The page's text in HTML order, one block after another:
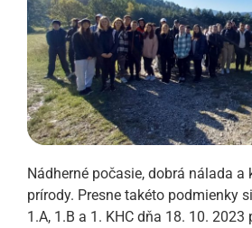
Nádherné počasie, dobrá nálada a
prírody. Presne takéto podmienky
1.A, 1.B a 1. KHC dňa 18. 10.